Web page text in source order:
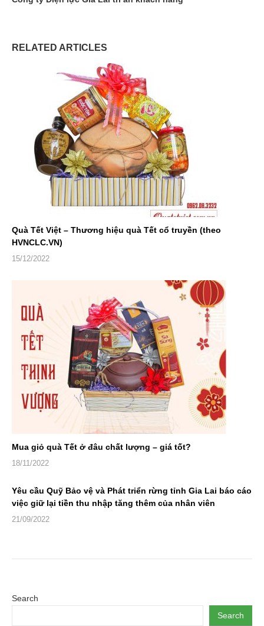
RELATED ARTICLES
Quà Tết Việt – Thương hiệu quà Tết cổ truyền (theo
HVNCLC.VN)
15/12/2022
Mua giỏ quà Tết ở đâu chất lượng – giá tốt?
18/11/2022
Yêu cầu Quỹ Bảo vệ và Phát triển rừng tỉnh Gia Lai báo cáo
việc giữ lại tiền thu nhập tăng thêm của nhân viên
21/09/2022
Search
Search